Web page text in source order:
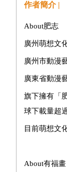
作者簡介 |
About肥志
廣州萌想文
廣州市動漫
廣東省動漫
旗下擁有「
球下載量超
目前萌想文
About有福畫